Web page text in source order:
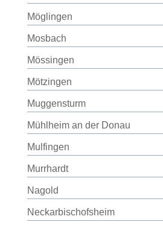
Möglingen
Mosbach
Mössingen
Mötzingen
Muggensturm
Mühlheim an der Donau
Mulfingen
Murrhardt
Nagold
Neckarbischofsheim